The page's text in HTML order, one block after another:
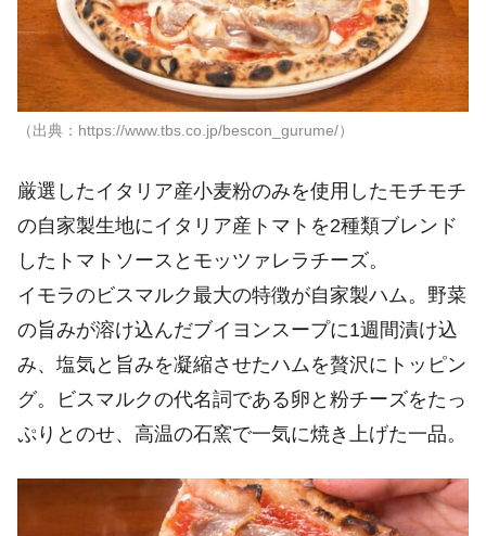
（出典：https://www.tbs.co.jp/bescon_gurume/）
厳選したイタリア産小麦粉のみを使用したモチモチ
の自家製生地にイタリア産トマトを2種類ブレンド
したトマトソースとモッツァレラチーズ。
イモラのビスマルク最大の特徴が自家製ハム。野菜
の旨みが溶け込んだブイヨンスープに1週間漬け込
み、塩気と旨みを凝縮させたハムを贅沢にトッピン
グ。ビスマルクの代名詞である卵と粉チーズをたっ
ぷりとのせ、高温の石窯で一気に焼き上げた一品。